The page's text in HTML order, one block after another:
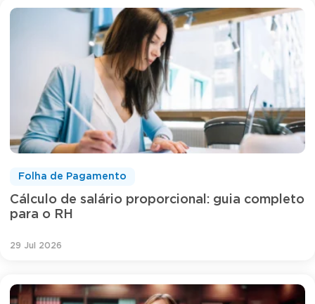
Cálculo de salário proporcional: guia completo
para o RH
Folha de Pagamento
29 Jul 2026